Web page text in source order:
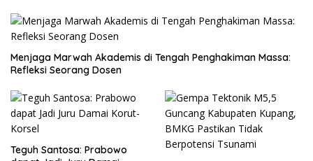
Menjaga Marwah Akademis di Tengah Penghakiman Massa:
Refleksi Seorang Dosen
Teguh Santosa: Prabowo